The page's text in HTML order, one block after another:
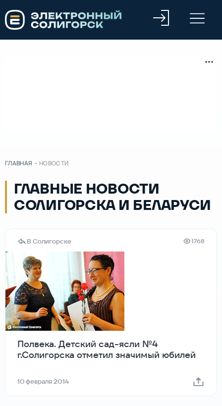
ГЛАВНАЯ - НОВОСТИ
ГЛАВНЫЕ НОВОСТИ
СОЛИГОРСКА И БЕЛАРУСИ
В Солигорске 1768
Полвека. Детский сад-ясли №4
г.Солигорска отметил значимый юбилей
10 февраля 2014